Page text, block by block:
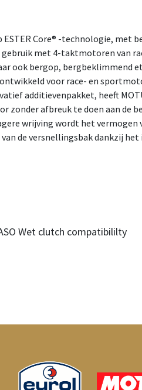
Core® -technologie, met
gebruik met 4-taktmotoren van
ook bergop,
voor race- en
additievenpakket, heeft
zonder afbreuk te doen aan de
wrijving wordt het
de versnellingsbak dankzij
Wet clutch compatibililty